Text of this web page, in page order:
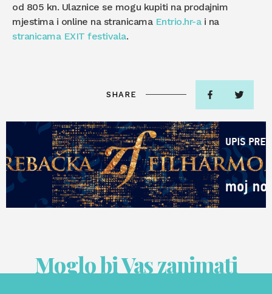
od 805 kn. Ulaznice se mogu kupiti na prodajnim
mjestima i online na stranicama Entrio.hr-ai na
stranicama EXIT festivala.
SHARE
Moglo bi Vas zanimati